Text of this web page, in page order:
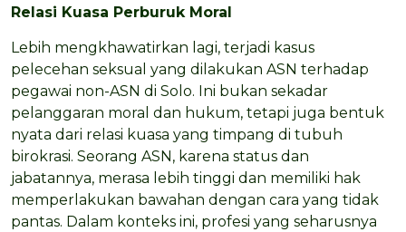
Relasi Kuasa Perburuk Moral
Lebih mengkhawatirkan lagi, terjadi kasus
pelecehan seksual yang dilakukan ASN terhadap
pegawai non-ASN di Solo. Ini bukan sekadar
pelanggaran moral dan hukum, tetapi juga bentuk
nyata dari relasi kuasa yang timpang di tubuh
birokrasi. Seorang ASN, karena status dan
jabatannya, merasa lebih tinggi dan memiliki hak
memperlakukan bawahan dengan cara yang tidak
pantas. Dalam konteks ini, profesi yang seharusnya